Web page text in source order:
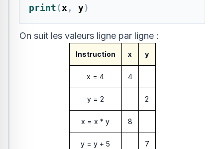
print(x , y)
On suit les valeurs ligne par ligne :
Instruction x y
x = 4 4
y = 2 2
x = x * y 8
y = y + 5 7